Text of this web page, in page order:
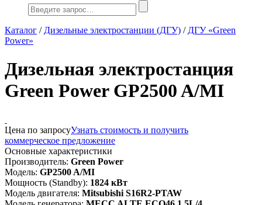
Каталог / Дизельные электростанции (ДГУ) / ДГУ «Green
Power»
Дизельная электростанция
Green Power GP2500 A/MI
Цена по запросуУзнать стоимость и получить
коммерческое предложение
Основные характеристики
Производитель: Green Power
Модель: GP2500 A/MI
Мощность (Standby): 1824 кВт
Модель двигателя: Mitsubishi S16R2-PTAW